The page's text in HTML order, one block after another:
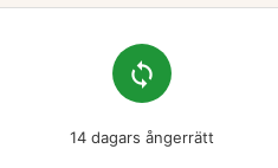
loop
14 dagars ångerrätt